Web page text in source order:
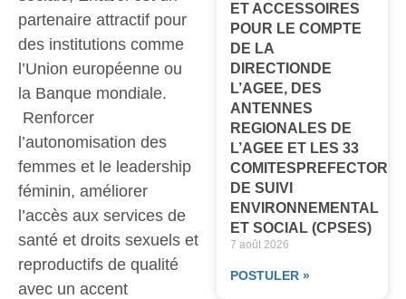
partenaire attractif pour
des institutions comme
l’Union européenne ou
la Banque mondiale.
Renforcer
l’autonomisation des
femmes et le leadership
féminin, améliorer
l’accès aux services de
santé et droits sexuels et
reproductifs de qualité
avec un accent
ET ACCESSOIRES
POUR LE COMPTE
DE LA
DIRECTIONDE
L’AGEE, DES
ANTENNES
REGIONALES DE
L’AGEE ET LES 33
DE SUIVI
ENVIRONNEMENTAL
ET SOCIAL (CPSES)
7 août 2026
POSTULER »